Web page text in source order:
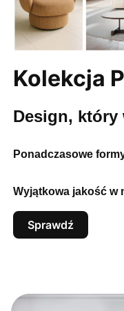
Kolekcja
Design, który
Ponadczasowe
Wyjątkowa jakość w
Sprawdź